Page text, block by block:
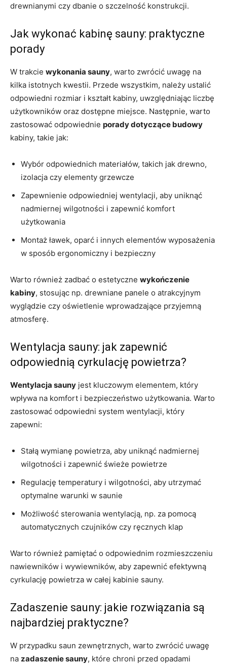
drewnianymi czy dbanie o szczelność konstrukcji.
Jak wykonać kabinę sauny: praktyczne
porady
W trakcie wykonania sauny, warto zwrócić uwagę na
kilka istotnych kwestii. Przede wszystkim, należy ustalić
odpowiedni rozmiar i kształt kabiny, uwzględniając liczbę
użytkowników oraz dostępne miejsce. Następnie, warto
zastosować odpowiednie porady dotyczące budowy
kabiny, takie jak:
Wybór odpowiednich materiałów, takich jak drewno,
izolacja czy elementy grzewcze
Zapewnienie odpowiedniej wentylacji, aby uniknąć
nadmiernej wilgotności i zapewnić komfort
użytkowania
Montaż ławek, oparć i innych elementów wyposażenia
w sposób ergonomiczny i bezpieczny
Warto również zadbać o estetyczne wykończenie
kabiny, stosując np. drewniane panele o atrakcyjnym
wyglądzie czy oświetlenie wprowadzające przyjemną
atmosferę.
Wentylacja sauny: jak zapewnić
odpowiednią cyrkulację powietrza?
Wentylacja sauny jest kluczowym elementem, który
wpływa na komfort i bezpieczeństwo użytkowania. Warto
zastosować odpowiedni system wentylacji, który
zapewni:
Stałą wymianę powietrza, aby uniknąć nadmiernej
wilgotności i zapewnić świeże powietrze
Regulację temperatury i wilgotności, aby utrzymać
optymalne warunki w saunie
Możliwość sterowania wentylacją, np. za pomocą
automatycznych czujników czy ręcznych klap
Warto również pamiętać o odpowiednim rozmieszczeniu
nawiewników i wywiewników, aby zapewnić efektywną
cyrkulację powietrza w całej kabinie sauny.
Zadaszenie sauny: jakie rozwiązania są
najbardziej praktyczne?
W przypadku saun zewnętrznych, warto zwrócić uwagę
na zadaszenie sauny, które chroni przed opadami